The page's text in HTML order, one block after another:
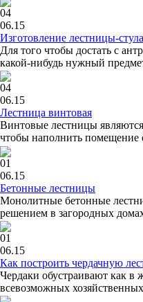
04
06.15
Изготовление лестницы-стула
Для того чтобы достать с
какой-нибудь нужный
04
06.15
Лестница винтовая
Винтовые лестницы
чтобы наполнить помещение
01
06.15
Бетонные лестницы
Монолитные бетонные
решением в загородных
01
06.15
Как построить чердачную
Чердаки обустраивают как в
всевозможных